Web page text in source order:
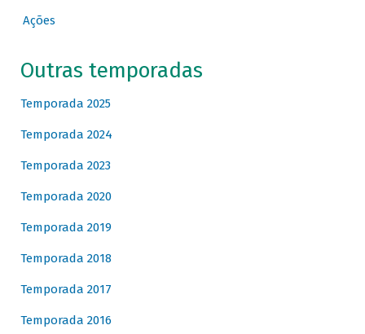
Ações
Outras temporadas
Temporada 2025
Temporada 2024
Temporada 2023
Temporada 2020
Temporada 2019
Temporada 2018
Temporada 2017
Temporada 2016